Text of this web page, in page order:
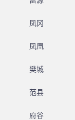
凤冈
凤凰
樊城
范县
府谷